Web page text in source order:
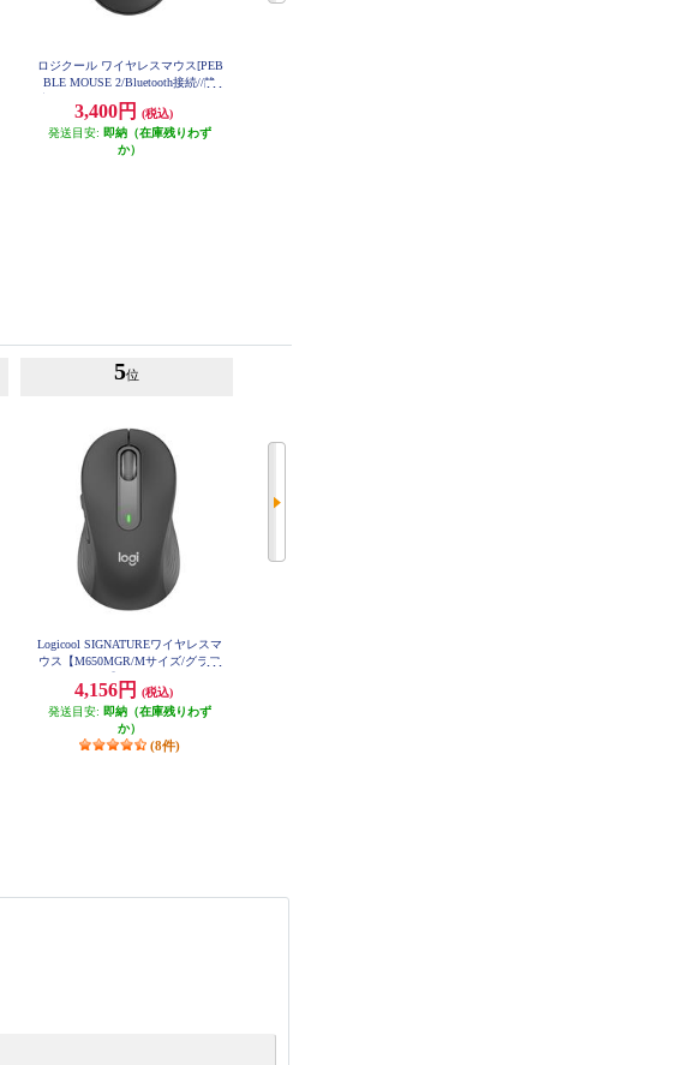
ロジクール ワイヤレスマウス[PEB
BLE MOUSE 2/Bluetooth接続//静
GR
3,400円
(税込)
発送目安: 即納（在庫残りわず
か）
5位
Logicool SIGNATUREワイヤレスマ
ウス【M650MGR/Mサイズ/グラフ
4,156円
(税込)
発送目安: 即納（在庫残りわず
か）
(8件)